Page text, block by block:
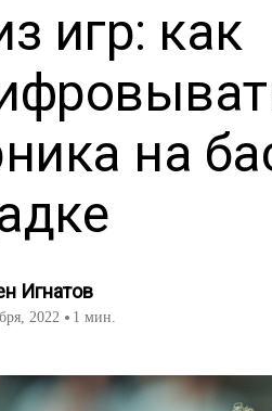
игр: как
на
Игнатов
2022 1 мин.